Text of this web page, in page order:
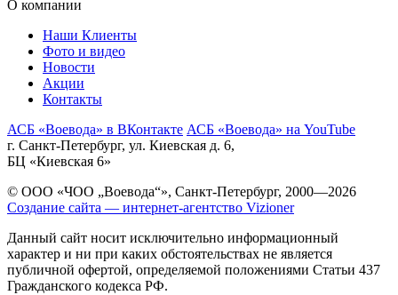
О компании
Наши Клиенты
Фото и видео
Новости
Акции
Контакты
АСБ «Воевода» в ВКонтакте АСБ «Воевода» на YouTube
г. Санкт-Петербург, ул. Киевская д. 6,
БЦ «Киевская 6»
© ООО «ЧОО „Воевода“», Санкт-Петербург, 2000—2026
Создание сайта — интернет-агентство Vizioner
Данный сайт носит исключительно информационный
характер и ни при каких обстоятельствах не является
публичной офертой, определяемой положениями Статьи 437
Гражданского кодекса РФ.